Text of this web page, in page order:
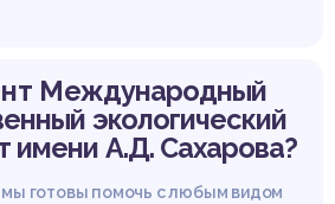
Международный
экологический
имени А.Д. Сахарова?
мы готовы помочь с любым видом